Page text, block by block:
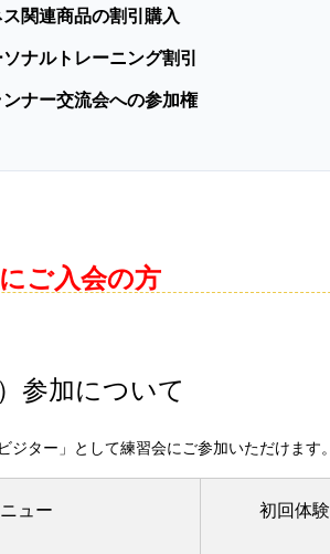
関連商品の割引購入
ナルトレーニング割引
ナー交流会への参加権
ご入会の方
参加について
ジター」として練習会にご参加いただけます。
ュー 初回体験